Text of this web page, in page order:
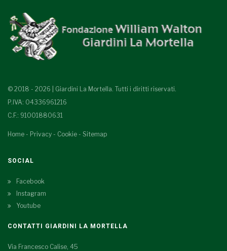
© 2018 - 2026 | Giardini La Mortella. Tutti i diritti riservati.
P.IVA: 04336961216
C.F.: 91001880631
Home - Privacy - Cookie - Sitemap
SOCIAL
Facebook
Instagram
Youtube
CONTATTI GIARDINI LA MORTELLA
Via Francesco Calise, 45